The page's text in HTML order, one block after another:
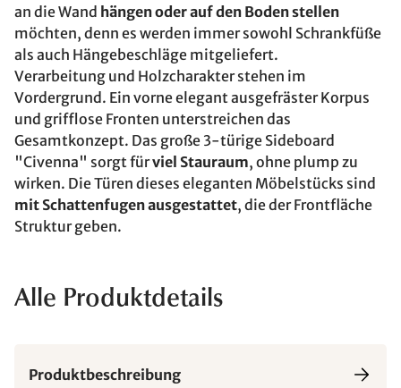
an die Wand hängen oder auf den Boden stellen
möchten, denn es werden immer sowohl Schrankfüße
als auch Hängebeschläge mitgeliefert.
Verarbeitung und Holzcharakter stehen im
Vordergrund. Ein vorne elegant ausgefräster Korpus
und grifflose Fronten unterstreichen das
Gesamtkonzept. Das große 3-türige Sideboard
"Civenna" sorgt fürviel Stauraum, ohne plump zu
wirken. Die Türen dieses eleganten Möbelstücks sind
mit Schattenfugen ausgestattet, die der Frontfläche
Struktur geben.
Alle Produktdetails
Produktbeschreibung